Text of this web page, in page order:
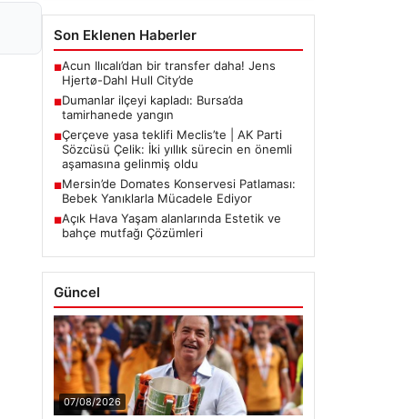
Son Eklenen Haberler
■Acun Ilıcalı’dan bir transfer daha! Jens
Hjertø-Dahl Hull City’de
■Dumanlar ilçeyi kapladı: Bursa’da
tamirhanede yangın
■Çerçeve yasa teklifi Meclis’te | AK Parti
Sözcüsü Çelik: İki yıllık sürecin en önemli
aşamasına gelinmiş oldu
■Mersin’de Domates Konservesi Patlaması:
Bebek Yanıklarla Mücadele Ediyor
■Açık Hava Yaşam alanlarında Estetik ve
bahçe mutfağı Çözümleri
Güncel
07/08/2026